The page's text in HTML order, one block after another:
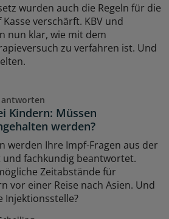
wurden auch die Regeln für die
verschärft. KBV und
nun klar, wie mit dem
zu verfahren ist. Und
antworten
Kindern: Müssen
werden?
werden Ihre Impf-Fragen aus der
und fachkundig beantwortet.
Zeitabstände für
vor einer Reise nach Asien. Und
Injektionsstelle?